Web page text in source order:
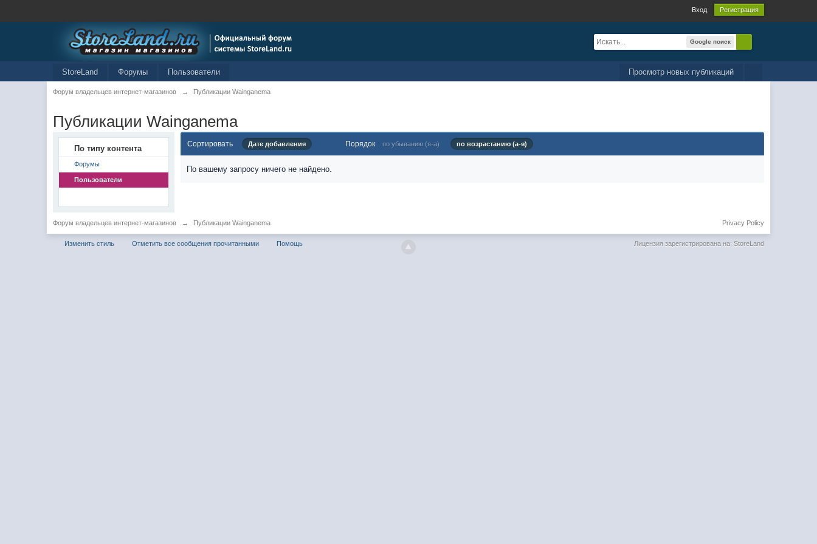
Вход Регистрация
Google поиск
Просмотр новых публикаций
StoreLand Форумы Пользователи
Форум владельцев интернет-магазинов → Публикации Wainganema
Публикации Wainganema
По типу контента
Форумы
Пользователи
Сортировать Дате добавления Порядок по убыванию (я-а) по возрастанию (а-я)
По вашему запросу ничего не найдено.
Форум владельцев интернет-магазинов → Публикации Wainganema Privacy Policy
Изменить стиль Отметить все сообщения прочитанными Помощь Лицензия зарегистрирована на: StoreLand